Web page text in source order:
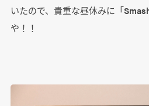
いたので、貴重な昼休みに「
や！！